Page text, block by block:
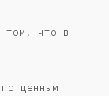
том, что в
ценным